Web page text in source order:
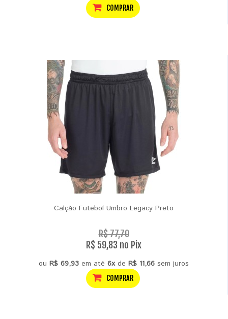
COMPRAR
Calção Futebol Umbro Legacy Preto
R$ 77,70
R$ 59,83 no Pix
ou R$ 69,93 em até 6xde R$ 11,66 sem juros
COMPRAR